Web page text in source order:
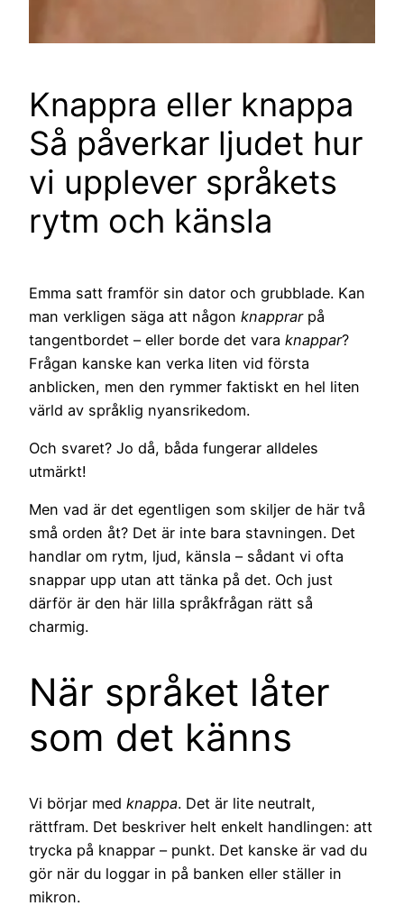
Knappra eller knappa
Så påverkar ljudet hur
vi upplever språkets
rytm och känsla
Emma satt framför sin dator och grubblade. Kan
man verkligen säga att någon knapprarpå
tangentbordet – eller borde det vara knappar?
Frågan kanske kan verka liten vid första
anblicken, men den rymmer faktiskt en hel liten
värld av språklig nyansrikedom.
Och svaret? Jo då, båda fungerar alldeles
utmärkt!
Men vad är det egentligen som skiljer de här två
små orden åt? Det är inte bara stavningen. Det
handlar om rytm, ljud, känsla – sådant vi ofta
snappar upp utan att tänka på det. Och just
därför är den här lilla språkfrågan rätt så
charmig.
När språket låter
som det känns
Vi börjar med knappa. Det är lite neutralt,
rättfram. Det beskriver helt enkelt handlingen: att
trycka på knappar – punkt. Det kanske är vad du
gör när du loggar in på banken eller ställer in
mikron.